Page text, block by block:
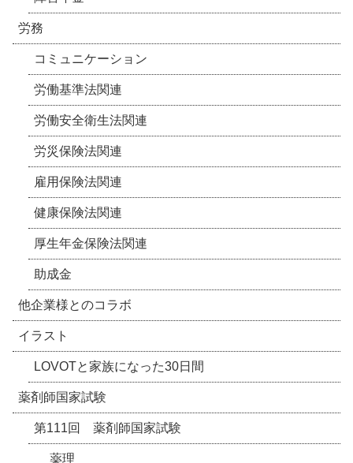
労務
コミュニケーション
労働基準法関連
労働安全衛生法関連
労災保険法関連
雇用保険法関連
健康保険法関連
厚生年金保険法関連
助成金
他企業様とのコラボ
イラスト
LOVOTと家族になった30日間
薬剤師国家試験
第111回 薬剤師国家試験
薬理